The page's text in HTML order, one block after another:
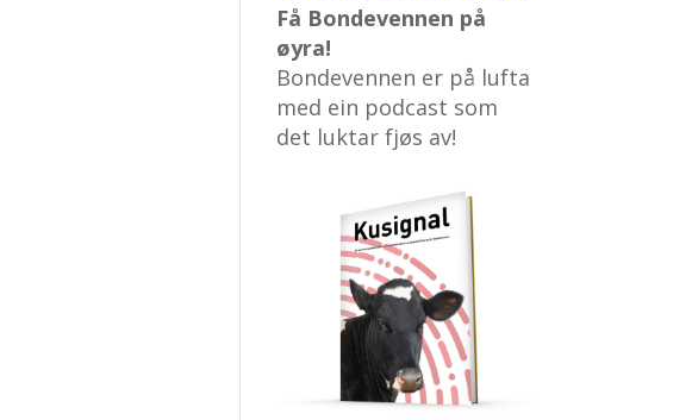
Få Bondevennen på
øyra!
Bondevennen er på lufta
med ein podcast som
det luktar fjøs av!